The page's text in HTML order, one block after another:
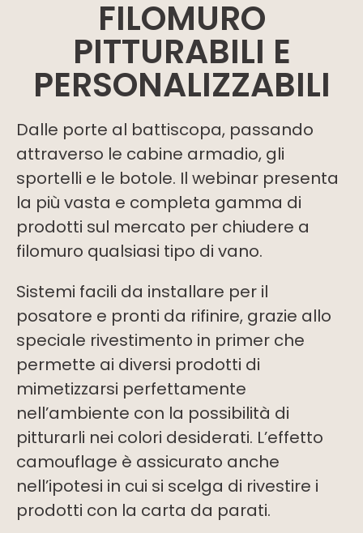
FILOMURO
PITTURABILI E
PERSONALIZZABILI
Dalle porte al battiscopa, passando
attraverso le cabine armadio, gli
sportelli e le botole. Il webinar presenta
la più vasta e completa gamma di
prodotti sul mercato per chiudere a
filomuro qualsiasi tipo di vano.
Sistemi facili da installare per il
posatore e pronti da rifinire, grazie allo
speciale rivestimento in primer che
permette ai diversi prodotti di
mimetizzarsi perfettamente
nell’ambiente con la possibilità di
pitturarli nei colori desiderati. L’effetto
camouflage è assicurato anche
nell’ipotesi in cui si scelga di rivestire i
prodotti con la carta da parati.